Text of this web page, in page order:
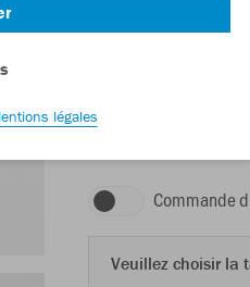
Commande
Veuillez choisir la
légales